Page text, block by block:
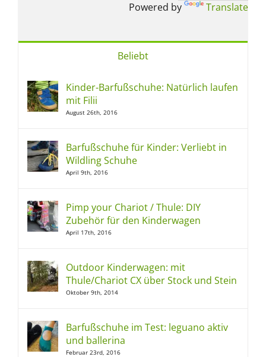
Powered by Translate
Beliebt
Kinder-Barfußschuhe: Natürlich laufen
mit Filii
August 26th, 2016
Barfußschuhe für Kinder: Verliebt in
Wildling Schuhe
April 9th, 2016
Pimp your Chariot / Thule: DIY
Zubehör für den Kinderwagen
April 17th, 2016
Outdoor Kinderwagen: mit
Thule/Chariot CX über Stock und Stein
Oktober 9th, 2014
Barfußschuhe im Test: leguano aktiv
und ballerina
Februar 23rd, 2016